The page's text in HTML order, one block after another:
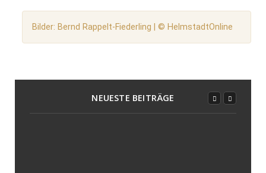
Bilder: Bernd Rappelt-Fiederling | © HelmstadtOnline
NEUESTE BEITRÄGE